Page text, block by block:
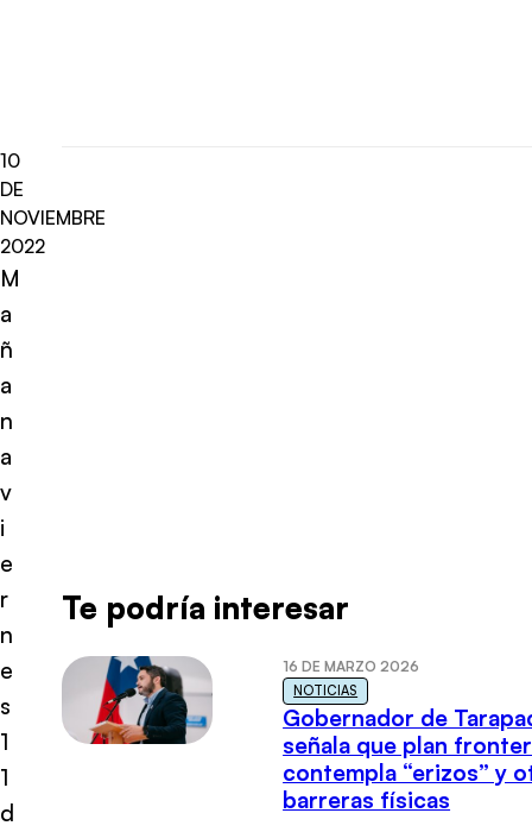
10
DE
NOVIEMBRE
2022
M
a
ñ
a
n
a
v
i
e
r
n
e
s
1
1
d
Te podría interesar
16 DE MARZO 2026
NOTICIAS
Gobernador de
señala que plan
contempla “erizos” y
barreras físicas